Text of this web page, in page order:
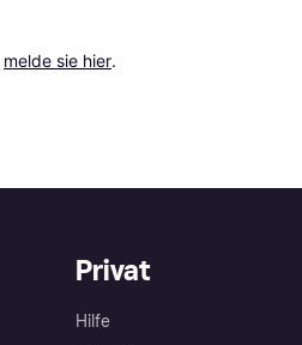
melde sie hier.
Privat
Hilfe